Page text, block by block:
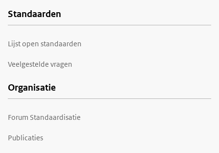
Voet
Standaarden
Lijst open standaarden
Veelgestelde vragen
Organisatie
Forum Standaardisatie
Publicaties